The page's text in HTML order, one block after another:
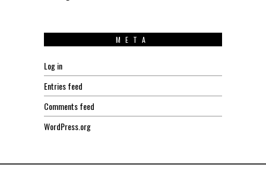
META
Log in
Entries feed
Comments feed
WordPress.org